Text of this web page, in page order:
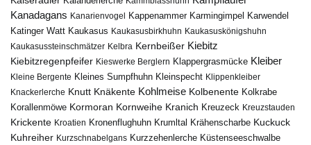
Kanadagans Kanarienvogel Kappenammer Karmingimpel Karwendel
Katinger Watt Kaukasus Kaukasusbirkhuhn Kaukasuskönigshuhn
Kaukasussteinschmätzer Kelbra Kernbeißer Kiebitz
Kiebitzregenpfeifer Kieswerke Berglern Klappergrasmücke Kleiber
Kleine Bergente Kleines Sumpfhuhn Kleinspecht Klippenkleiber
Knackerlerche Knutt Knäkente Kohlmeise Kolbenente Kolkrabe
Korallenmöwe Kormoran Kornweihe Kranich Kreuzeck Kreuzstauden
Krickente Kroatien Kronenflughuhn Krumltal Krähenscharbe Kuckuck
Kuhreiher Kurzschnabelgans Kurzzehenlerche Küstenseeschwalbe